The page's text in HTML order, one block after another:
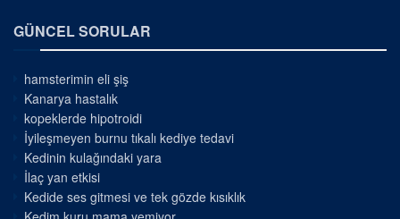
GÜNCEL SORULAR
hamsterimin eli şiş
Kanarya hastalık
kopeklerde hipotroidi
İyileşmeyen burnu tıkalı kediye tedavi
Kedinin kulağındaki yara
İlaç yan etkisi
Kedide ses gitmesi ve tek gözde kısıklık